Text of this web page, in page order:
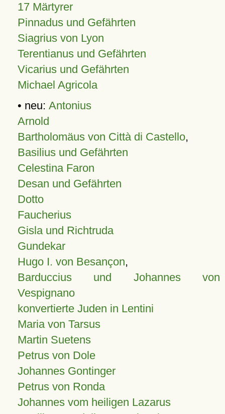
17 Märtyrer
Pinnadus und Gefährten
Siagrius von Lyon
Terentianus und Gefährten
Vicarius und Gefährten
Michael Agricola
• neu: Antonius
Arnold
Bartholomäus von Città di Castello,
Basilius und Gefährten
Celestina Faron
Desan und Gefährten
Dotto
Faucherius
Gisla und Richtruda
Gundekar
Hugo I. von Besançon,
Barduccius und Johannes von
Vespignano
konvertierte Juden in Lentini
Maria von Tarsus
Martin Suetens
Petrus von Dole
Johannes Gontinger
Petrus von Ronda
Johannes vom heiligen Lazarus